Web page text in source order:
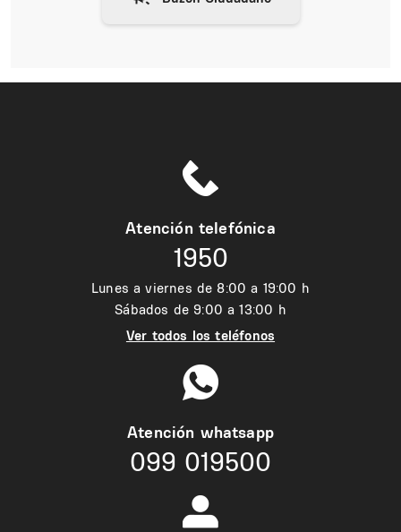
Atención telefónica
1950
Lunes a viernes de 8:00 a 19:00 h
Sábados de 9:00 a 13:00 h
Ver todos los teléfonos
Atención whatsapp
099 019500